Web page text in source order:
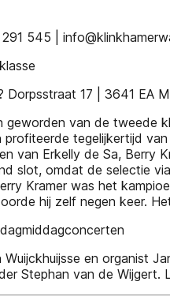
545 |
Dorpsstraat 17 | 3641 EA
geworden van de tweede
tegelijkertijd
van Erkelly de Sa,
slot, omdat de selectie
Kramer was het
hij zelf negen keer.
en organist
Stephan van de